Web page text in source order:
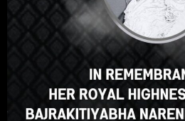
ENROLL
Select your